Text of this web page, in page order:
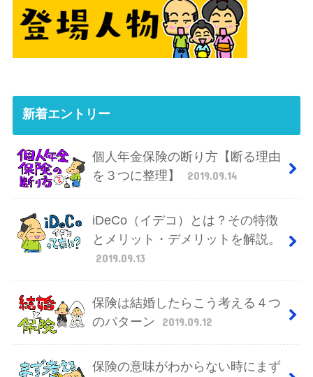
新着エントリー
個人年金保険の断り方【断る理由
を３つに整理】
2019.09.14
iDeCo（イデコ）とは？その特徴
とメリット・デメリットを解説。
2019.09.13
保険は結婚したらこう考える４つ
のパターン
2019.09.12
保険の意味がわからない時にまず